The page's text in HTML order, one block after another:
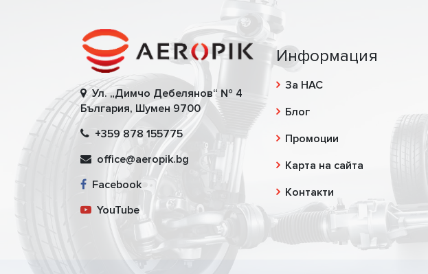
Ул. „Димчо Дебелянов“ № 4
България, Шумен 9700
+359 878 155775
office@aeropik.bg
Facebook
YouTube
Информация
За НАС
Блог
Промоции
Карта на сайта
Контакти